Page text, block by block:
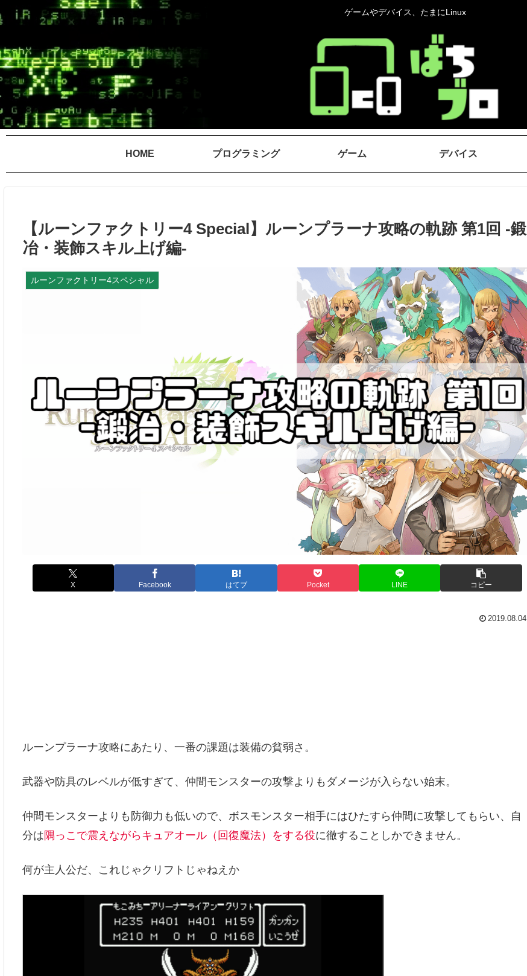
ゲームやデバイス、たまにLinux
HOME プログラミング ゲーム デバイス
【ルーンファクトリー4 Special】ルーンプラーナ攻略の軌跡 第1回 -鍛
冶・装飾スキル上げ編-
ルーンファクトリー4スペシャル
X Facebook はてブ Pocket LINE コピー
2019.08.04
ルーンプラーナ攻略にあたり、一番の課題は装備の貧弱さ。
武器や防具のレベルが低すぎて、仲間モンスターの攻撃よりもダメージが入らない始末。
仲間モンスターよりも防御力も低いので、ボスモンスター相手にはひたすら仲間に攻撃してもらい、自
分は隅っこで震えながらキュアオール（回復魔法）をする役に徹することしかできません。
何が主人公だ、これじゃクリフトじゃねえか